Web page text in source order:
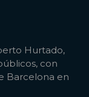
Hurtado,
con
Barcelona en